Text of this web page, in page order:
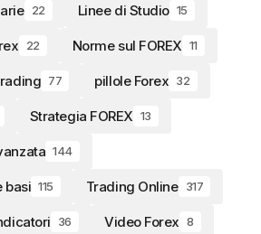
22 Linee di Studio 15
22 Norme sul FOREX 11
77 pillole Forex 32
Strategia FOREX 13
144
basi 115 Trading Online 317
36 Video Forex 8